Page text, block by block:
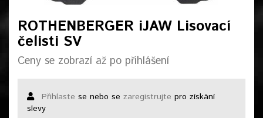
ROTHENBERGER iJAW Lisovací
čelisti SV
Ceny se zobrazí až po přihlášení
Přihlaste se nebo se zaregistrujte pro získání
slevy